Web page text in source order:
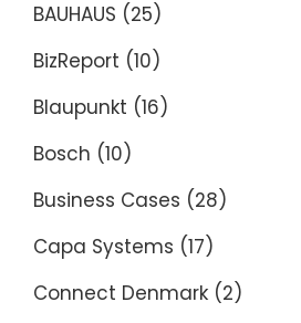
BAUHAUS (25)
BizReport (10)
Blaupunkt (16)
Bosch (10)
Business Cases (28)
Capa Systems (17)
Connect Denmark (2)